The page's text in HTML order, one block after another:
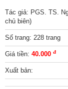
Tác giả: PGS. TS.
chủ biên)
Số trang: 228 trang
Giá tiền: 40.000 đ
Xuất bản: